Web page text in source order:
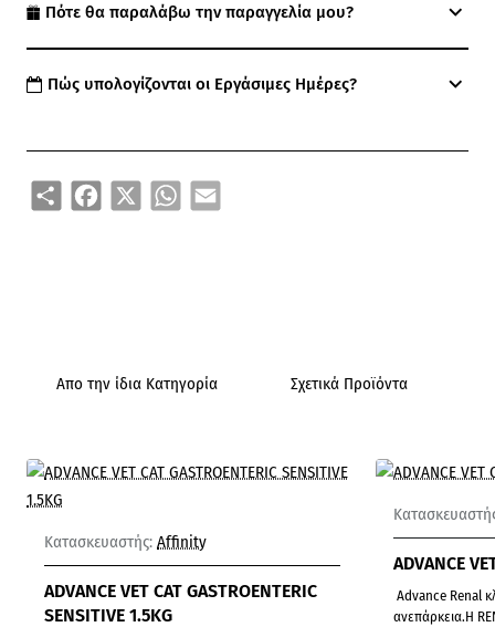
Πότε θα παραλάβω την παραγγελία μου?
Πώς υπολογίζονται οι Εργάσιμες Ημέρες?
Share Facebook
X WhatsAppEmail
Απο την ίδια Κατηγορία Σχετικά Προϊόντα
Κατασκευαστής: Affinity
ADVANCE VET CAT GASTROENTERIC
SENSITIVE 1.5KG
ADVANCE
Advance Renal
ανεπάρκεια.Η